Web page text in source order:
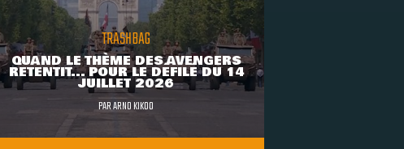
TRASHBAG
QUAND LE THÈME DES AVENGERS
RETENTIT... POUR LE DÉFILÉ DU 14
JUILLET 2026
PARARNO KIKOO